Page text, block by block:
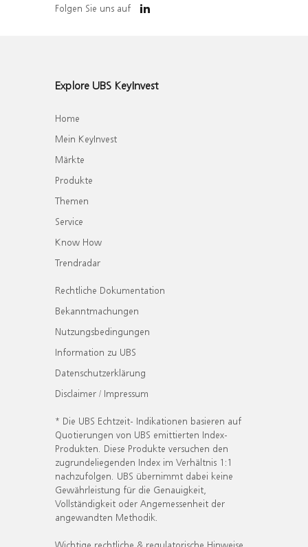
Folgen Sie uns auf
Explore UBS KeyInvest
Home
Mein KeyInvest
Märkte
Produkte
Themen
Service
Know How
Trendradar
Rechtliche Dokumentation
Bekanntmachungen
Nutzungsbedingungen
Information zu UBS
Datenschutzerklärung
Disclaimer / Impressum
* Die UBS Echtzeit- Indikationen basieren auf
Quotierungen von UBS emittierten Index-
Produkten. Diese Produkte versuchen den
zugrundeliegenden Index im Verhältnis 1:1
nachzufolgen. UBS übernimmt dabei keine
Gewährleistung für die Genauigkeit,
Vollständigkeit oder Angemessenheit der
angewandten Methodik.